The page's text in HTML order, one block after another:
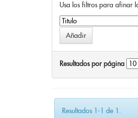
Usa los filtros para afinar
Resultados por página
Resultados 1-1 de 1.